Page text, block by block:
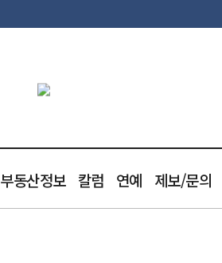
부동산정보 칼럼 연예 제보/문의